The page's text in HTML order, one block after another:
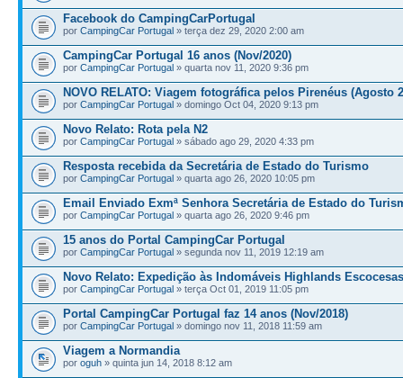
Facebook do CampingCarPortugal
por CampingCar Portugal » terça dez 29, 2020 2:00 am
CampingCar Portugal 16 anos (Nov/2020)
por CampingCar Portugal » quarta nov 11, 2020 9:36 pm
NOVO RELATO: Viagem fotográfica pelos Pirenéus (Agosto
por CampingCar Portugal » domingo Oct 04, 2020 9:13 pm
Novo Relato: Rota pela N2
por CampingCar Portugal » sábado ago 29, 2020 4:33 pm
Resposta recebida da Secretária de Estado do Turismo
por CampingCar Portugal » quarta ago 26, 2020 10:05 pm
Email Enviado Exmª Senhora Secretária de Estado do
por CampingCar Portugal » quarta ago 26, 2020 9:46 pm
15 anos do Portal CampingCar Portugal
por CampingCar Portugal » segunda nov 11, 2019 12:19 am
Novo Relato: Expedição às Indomáveis Highlands Escocesas
por CampingCar Portugal » terça Oct 01, 2019 11:05 pm
Portal CampingCar Portugal faz 14 anos (Nov/2018)
por CampingCar Portugal » domingo nov 11, 2018 11:59 am
Viagem a Normandia
por oguh » quinta jun 14, 2018 8:12 am